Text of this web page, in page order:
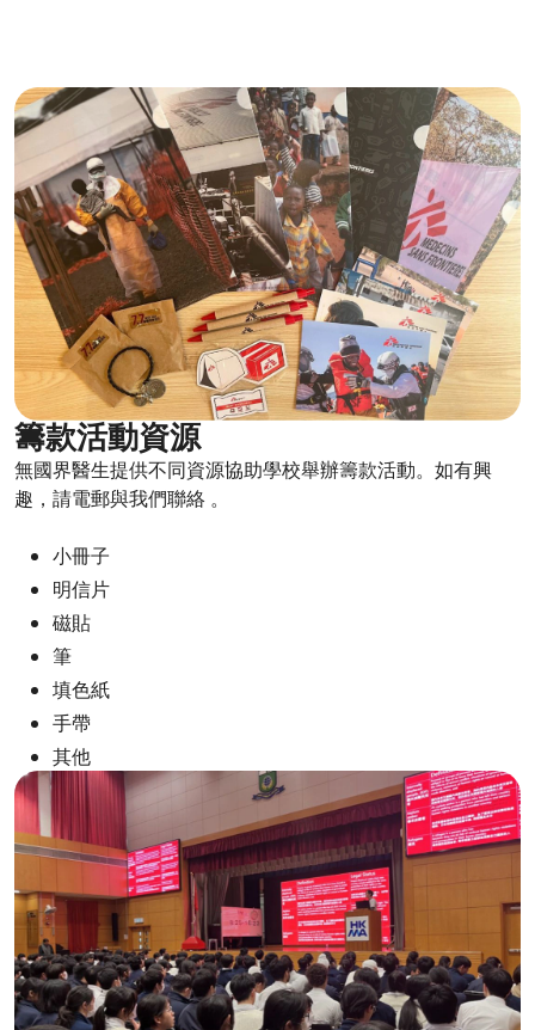
籌款活動資源​
無國界醫生提供不同資源協助學校舉辦籌款活動。如有興
趣，請電郵與我們聯絡 。
小冊子
明信片​
磁貼​
筆
填色紙
手帶
其他​